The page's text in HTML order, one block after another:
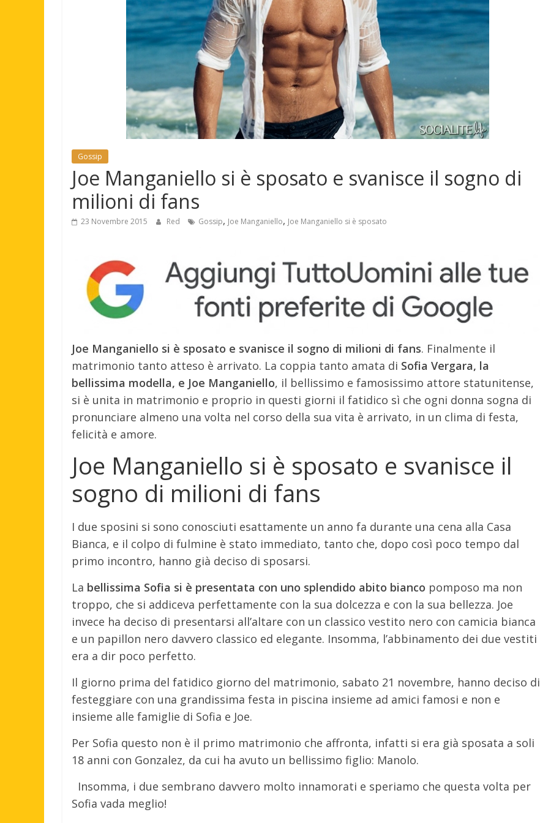
Gossip
Joe Manganiello si è sposato e svanisce il sogno di
milioni di fans
23 Novembre 2015 Red Gossip, Joe Manganiello, Joe Manganiello si è sposato
Joe Manganiello si è sposato e svanisce il sogno di milioni di fans. Finalmente il
matrimonio tanto atteso è arrivato. La coppia tanto amata di Sofia Vergara, la
bellissima modella, e Joe Manganiello, il bellissimo e famosissimo attore statunitense,
si è unita in matrimonio e proprio in questi giorni il fatidico sì che ogni donna sogna di
pronunciare almeno una volta nel corso della sua vita è arrivato, in un clima di festa,
felicità e amore.
Joe Manganiello si è sposato e svanisce il
sogno di milioni di fans
I due sposini si sono conosciuti esattamente un anno fa durante una cena alla Casa
Bianca, e il colpo di fulmine è stato immediato, tanto che, dopo così poco tempo dal
primo incontro, hanno già deciso di sposarsi.
La bellissima Sofia si è presentata con uno splendido abito bianco pomposo ma non
troppo, che si addiceva perfettamente con la sua dolcezza e con la sua bellezza. Joe
invece ha deciso di presentarsi all’altare con un classico vestito nero con camicia bianca
e un papillon nero davvero classico ed elegante. Insomma, l’abbinamento dei due vestiti
era a dir poco perfetto.
Il giorno prima del fatidico giorno del matrimonio, sabato 21 novembre, hanno deciso di
festeggiare con una grandissima festa in piscina insieme ad amici famosi e non e
insieme alle famiglie di Sofia e Joe.
Per Sofia questo non è il primo matrimonio che affronta, infatti si era già sposata a soli
18 anni con Gonzalez, da cui ha avuto un bellissimo figlio: Manolo.
Insomma, i due sembrano davvero molto innamorati e speriamo che questa volta per
Sofia vada meglio!